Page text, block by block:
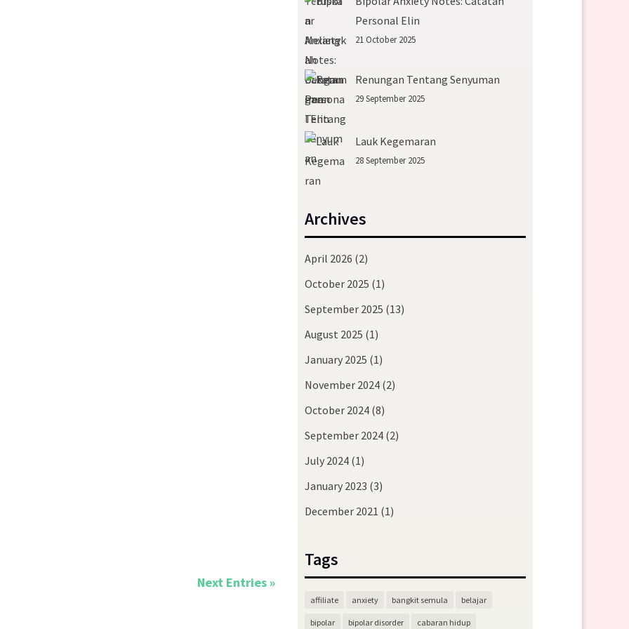
Next Entries »
Personal Elin
21 October 2025
Renungan Tentang Senyuman
29 September 2025
Lauk Kegemaran
28 September 2025
Archives
April 2026 (2)
October 2025 (1)
September 2025 (13)
August 2025 (1)
January 2025 (1)
November 2024(2)
October 2024(8)
September 2024(2)
July 2024(1)
January 2023 (3)
December 2021 (1)
Tags
affiliate anxiety bangkit semula belajar
bipolar bipolar disorder cabaran hidup